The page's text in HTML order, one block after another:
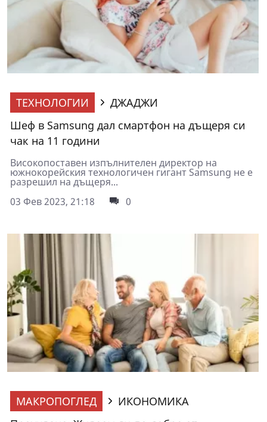
ТЕХНОЛОГИИ
ДЖАДЖИ
Шеф в Samsung дал смартфон на дъщеря си
чак на 11 години
Високопоставен изпълнителен директор на
южнокорейския технологичен гигант Samsung не е
разрешил на дъщеря...
03 Фев 2023, 21:18
0
МАКРОПОГЛЕД
ИКОНОМИКА